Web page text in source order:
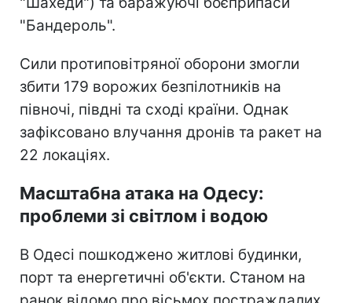
"Бандероль".
Сили протиповітряної оборони змогли
збити 179 ворожих безпілотників на
півночі, півдні та сході країни. Однак
зафіксовано влучання дронів та ракет на
22 локаціях.
Масштабна атака на Одесу:
проблеми зі світлом і водою
В Одесі пошкоджено житлові будинки,
порт та енергетичні об'єкти. Станом на